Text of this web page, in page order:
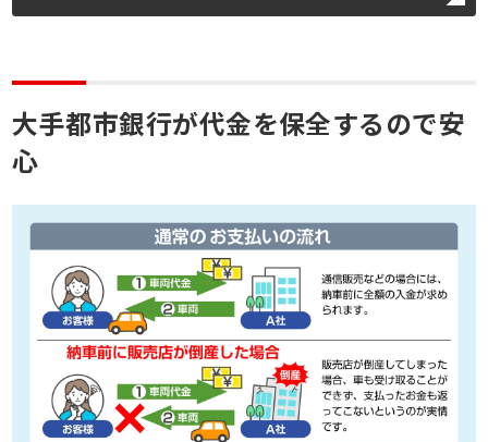
大手都市銀行が代金を保全するので安
心